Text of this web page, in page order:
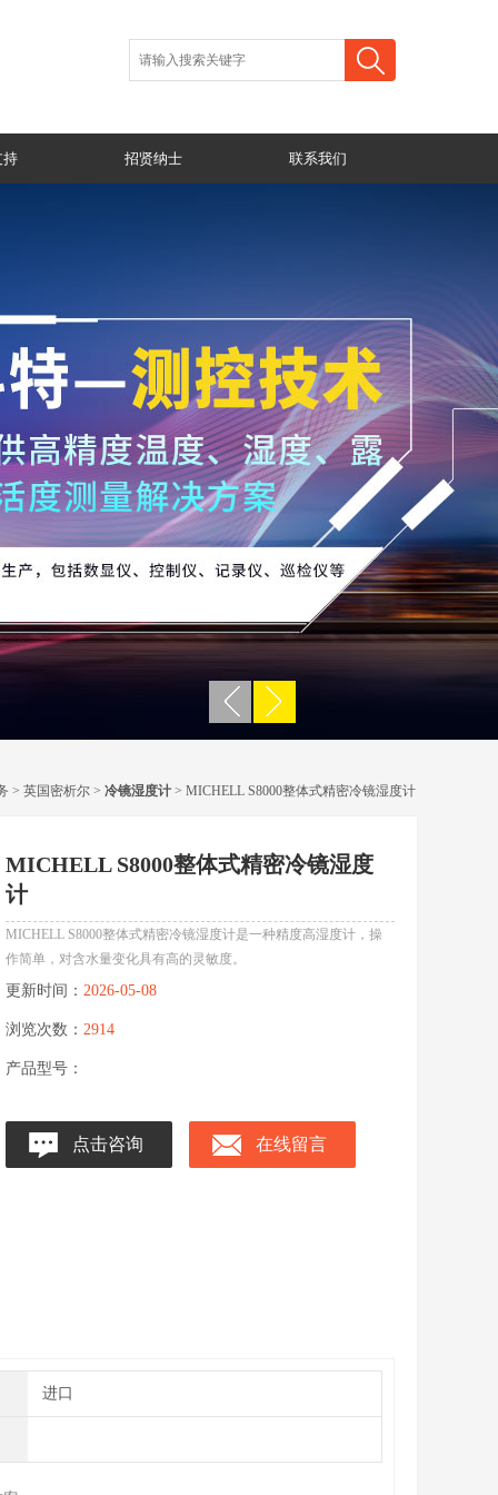
持 招贤纳士 联系我们
> 英国密析尔 > 冷镜湿度计 > MICHELL S8000整体式精密冷镜湿度计
MICHELL S8000整体式精密冷镜湿度
计
MICHELL S8000整体式精密冷镜湿度计是一种精度高湿度计，操
作简单，对含水量变化具有高的灵敏度。
更新时间： 2026-05-08
浏览次数： 2914
产品型号：
点击咨询 在线留言
进口